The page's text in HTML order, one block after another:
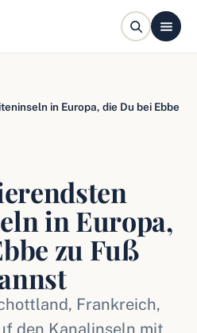
in Europa, die Du bei Ebbe
in Europa,
zu Fuß
Frankreich,
den Kanalinseln mit